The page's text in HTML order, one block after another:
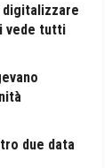
digitalizzare
vede tutti
due data